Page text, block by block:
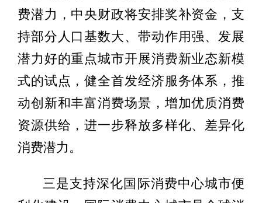
费潜力，中央财政将安排奖补资金，支
持部分人口基数大、带动作用强、发展
潜力好的重点城市开展消费新业态新模
式的试点，健全首发经济服务体系，推
动创新和丰富消费场景，增加优质消费
资源供给，进一步释放多样化、差异化
消费潜力。
三是支持深化国际消费中心城市便